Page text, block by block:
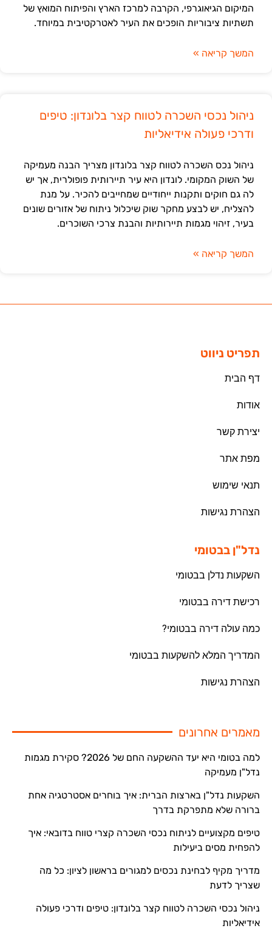
המיקום הגיאוגרפי, הקרבה למרכז הארץ והפיתוח המואץ של
תשתיות ציבוריות הופכים את העיר לאטרקטיבית במיוחד.
המשך קריאה »
ניהול נכסי השכרה לטווח קצר בלונדון: טיפים
ודרכי פעולה אידיאליות
ניהול נכס השכרה לטווח קצר בלונדון מצריך הבנה מעמיקה
של השוק המקומי. לונדון היא עיר תיירותית פופולרית, אך יש
לה גם חוקים ותקנות ייחודיים שמחייבים להכיר. על מנת
להצליח, יש לבצע מחקר שוק שיכלול ניתוח של אזורים שונים
בעיר, זיהוי מגמות תיירותיות והבנת צרכי השוכרים.
המשך קריאה »
תפריט ניווט
דף הבית
אודות
יצירת קשר
מפת אתר
תנאי שימוש
הצהרת נגישות
נדל"ן בבטומי
השקעות נדלן בבטומי
רכישת דירה בבטומי
כמה עולה דירה בבטומי?
המדריך המלא להשקעות בבטומי
הצהרת נגישות
מאמרים אחרונים
למה בטומי היא יעד ההשקעה החם של 2026? סקירת מגמות
נדל"ן מעמיקה
השקעות נדל"ן בארצות הברית: איך בוחרים אסטרטגיה אחת
ברורה שלא מתפרקת בדרך
טיפים מקצועיים לניתוח נכסי השכרה קצרי טווח בדובאי: איך
להפחית מסים ביעילות
מדריך מקיף לבחינת נכסים למגורים בראשון לציון: כל מה
שצריך לדעת
ניהול נכסי השכרה לטווח קצר בלונדון: טיפים ודרכי פעולה
אידיאליות